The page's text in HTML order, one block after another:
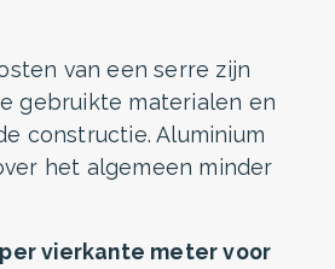
van een serre zijn
gebruikte materialen en
constructie. Aluminium
het algemeen minder
per vierkante meter voor